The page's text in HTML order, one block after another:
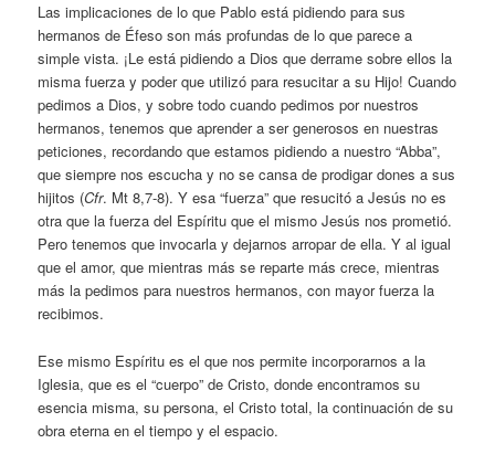
Las implicaciones de lo que Pablo está pidiendo para sus
hermanos de Éfeso son más profundas de lo que parece a
simple vista. ¡Le está pidiendo a Dios que derrame sobre ellos la
misma fuerza y poder que utilizó para resucitar a su Hijo! Cuando
pedimos a Dios, y sobre todo cuando pedimos por nuestros
hermanos, tenemos que aprender a ser generosos en nuestras
peticiones, recordando que estamos pidiendo a nuestro “Abba”,
que siempre nos escucha y no se cansa de prodigar dones a sus
hijitos (Cfr. Mt 8,7-8). Y esa “fuerza” que resucitó a Jesús no es
otra que la fuerza del Espíritu que el mismo Jesús nos prometió.
Pero tenemos que invocarla y dejarnos arropar de ella. Y al igual
que el amor, que mientras más se reparte más crece, mientras
más la pedimos para nuestros hermanos, con mayor fuerza la
recibimos.
Ese mismo Espíritu es el que nos permite incorporarnos a la
Iglesia, que es el “cuerpo” de Cristo, donde encontramos su
esencia misma, su persona, el Cristo total, la continuación de su
obra eterna en el tiempo y el espacio.